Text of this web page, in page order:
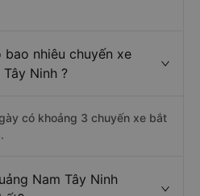
nhiêu chuyến xe
Ninh ?
có khoảng 3 chuyến xe bắt
Nam Tây Ninh